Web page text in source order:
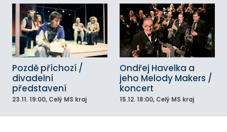
Pozdě příchozí /
divadelní
představení
23.11. 19:00, Celý MS kraj
Ondřej Havelka a
jeho Melody Makers /
koncert
15.12. 18:00, Celý MS kraj